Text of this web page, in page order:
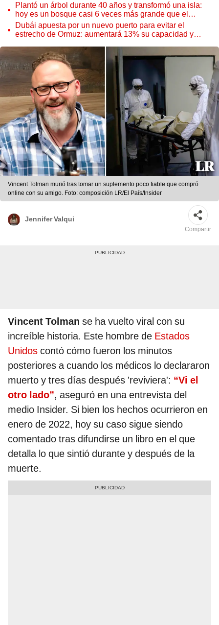
Plantó un árbol durante 40 años y transformó una isla:
hoy es un bosque casi 6 veces más grande que el
Parque de las Leyendas
Dubái apuesta por un nuevo puerto para evitar el
estrecho de Ormuz: aumentará 13% su capacidad y
Vincent Tolman murió tras tomar un suplemento poco fiable que compró
online con su amigo. Foto: composición LR/El País/Insider
Jennifer Valqui
Compartir
Vincent Tolman se ha vuelto viral con su
increíble historia. Este hombre de Estados
Unidos contó cómo fueron los minutos
posteriores a cuando los médicos lo declararon
muerto y tres días después 'reviviera': “Vi el
otro lado”, aseguró en una entrevista del
medio Insider. Si bien los hechos ocurrieron en
enero de 2022, hoy su caso sigue siendo
comentado tras difundirse un libro en el que
detalla lo que sintió durante y después de la
muerte.